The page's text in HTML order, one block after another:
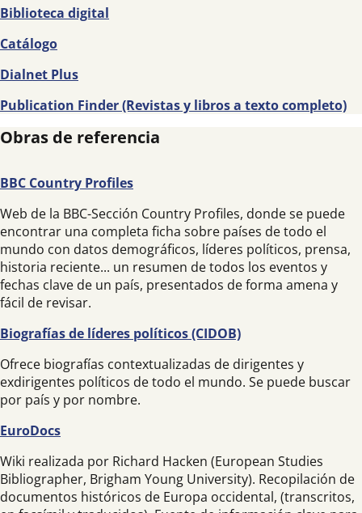
Biblioteca digital
Catálogo
Dialnet Plus
Publication Finder (Revistas y libros a texto completo)
Obras de referencia
BBC Country Profiles
Web de la BBC-Sección Country Profiles, donde se puede
encontrar una completa ficha sobre países de todo el
mundo con datos demográficos, líderes políticos, prensa,
historia reciente... un resumen de todos los eventos y
fechas clave de un país, presentados de forma amena y
fácil de revisar.
Biografías de líderes políticos (CIDOB)
Ofrece biografías contextualizadas de dirigentes y
exdirigentes políticos de todo el mundo. Se puede buscar
por país y por nombre.
EuroDocs
Wiki realizada por Richard Hacken (European Studies
Bibliographer, Brigham Young University). Recopilación de
documentos históricos de Europa occidental, (transcritos,